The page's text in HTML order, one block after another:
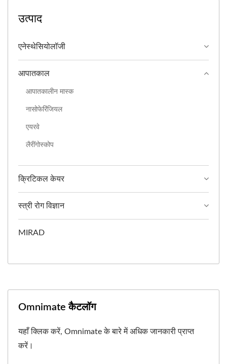
उत्पाद
एनेस्थेसियोलॉजी
आपातकाल
आपातकालीन मास्क
नासोफेरिंजियल
एयरवे
लैरींगोस्कोप
क्रिटिकल केयर
स्त्री रोग विज्ञान
MIRAD
Omnimate कैटलॉग
यहाँ क्लिक करें, Omnimate के बारे में अधिक जानकारी प्राप्त
करें।